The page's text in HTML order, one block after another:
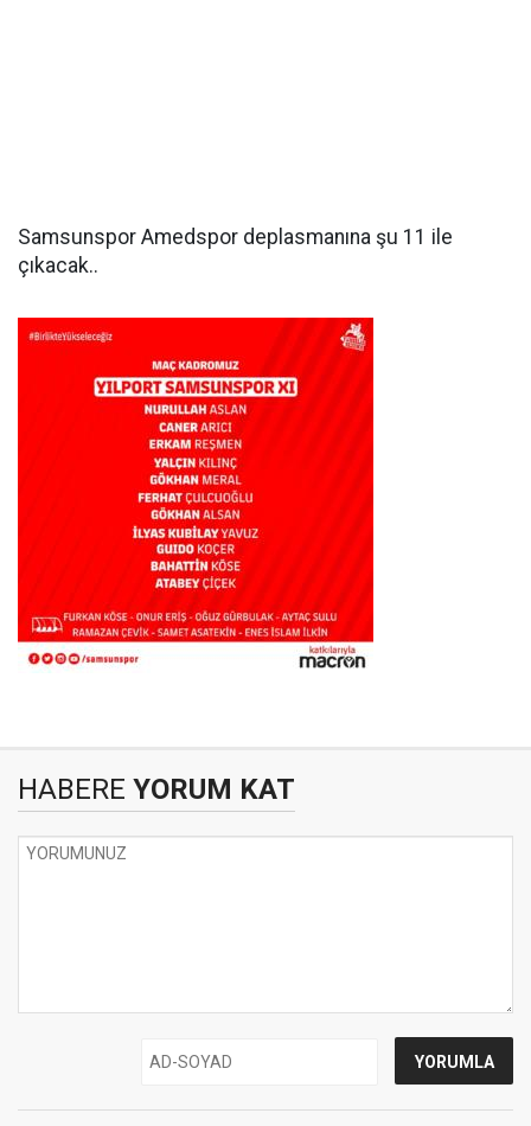
Samsunspor Amedspor deplasmanına şu 11 ile
çıkacak..
HABERE YORUM KAT